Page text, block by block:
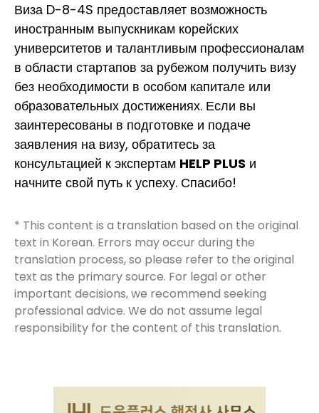
Виза D-8-4S предоставляет возможность
иностранным выпускникам корейских
университетов и талантливым профессионалам
в области стартапов за рубежом получить визу
без необходимости в особом капитале или
образовательных достижениях. Если вы
заинтересованы в подготовке и подаче
заявления на визу, обратитесь за
консультацией к экспертам HELP PLUS и
начните свой путь к успеху. Спасибо!
* This content is a translation based on the original
text in Korean. Errors may occur during the
translation process, so please refer to the original
text as the primary source. For legal or other
important decisions, we recommend seeking
professional advice. We do not assume legal
responsibility for the content of this translation.